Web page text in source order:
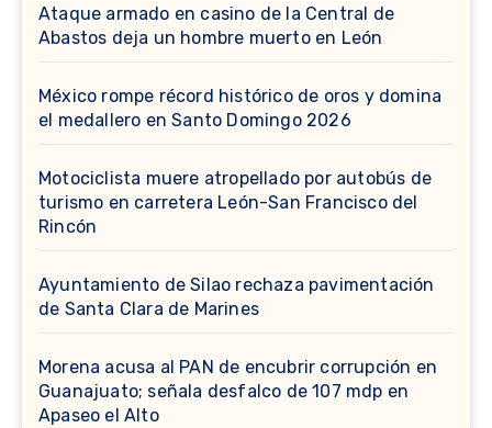
Ataque armado en casino de la Central de
Abastos deja un hombre muerto en León
México rompe récord histórico de oros y domina
el medallero en Santo Domingo 2026
Motociclista muere atropellado por autobús de
turismo en carretera León-San Francisco del
Rincón
Ayuntamiento de Silao rechaza pavimentación
de Santa Clara de Marines
Morena acusa al PAN de encubrir corrupción en
Guanajuato; señala desfalco de 107 mdp en
Apaseo el Alto